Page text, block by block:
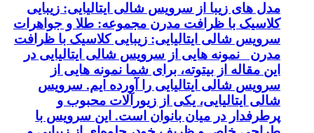
مدل های زیبا از سرویس شالی ایتالیایی: زیبایی
کلاسیک با ظرافت مدرن مجموعه: طلا و جواهرات
سرویس شالی ایتالیایی: زیبایی کلاسیک با ظرافت
مدرن نمونه هایی از سرویس شالی ایتالیایی در
این مقاله از بیتوته، برای شما نمونه هایی از
سرویس شالی ایتالیایی را آورده ایم. سرویس
شالی ایتالیایی، یکی از زیورآلات محبوب و
پرطرفدار در میان بانوان است. این سرویس با